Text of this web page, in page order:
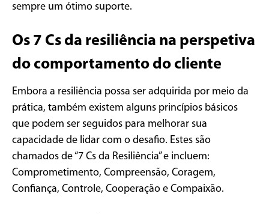
sempre um ótimo suporte.
Os 7 Cs da resiliência na perspetiva
do comportamento do cliente
Embora a resiliência possa ser adquirida por meio da
prática, também existem alguns princípios básicos
que podem ser seguidos para melhorar sua
capacidade de lidar com o desafio. Estes são
chamados de “7 Cs da Resiliência” e incluem:
Comprometimento, Compreensão, Coragem,
Confiança, Controle, Cooperação e Compaixão.